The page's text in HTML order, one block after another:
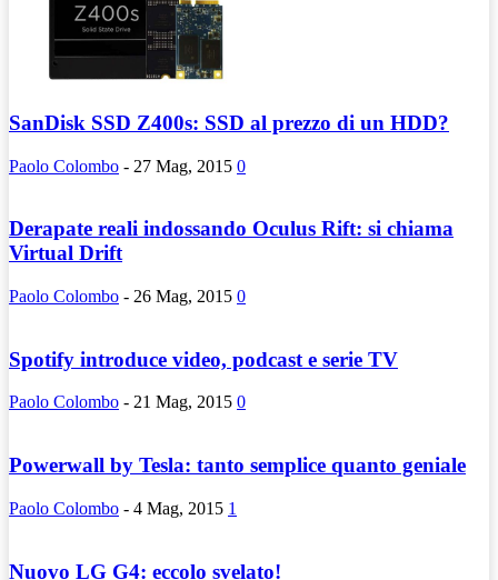
SanDisk SSD Z400s: SSD al prezzo di un HDD?
Paolo Colombo - 27 Mag, 2015 0
Derapate reali indossando Oculus Rift: si chiama
Virtual Drift
Paolo Colombo - 26 Mag, 2015 0
Spotify introduce video, podcast e serie TV
Paolo Colombo - 21 Mag, 2015 0
Powerwall by Tesla: tanto semplice quanto geniale
Paolo Colombo - 4 Mag, 2015 1
Nuovo LG G4: eccolo svelato!